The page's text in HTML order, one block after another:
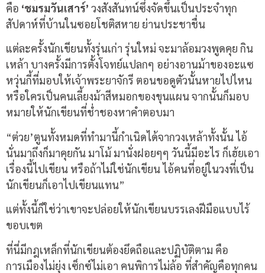
คือ ‘ชมรมวันเสาร์’ วงสังสันทน์ซึ่งจัดขึ้นเป็นประจำทุก
สัปดาห์ที่บ้านในซอยโชติสหาย ย่านประชาชื่น
แต่ละครั้งนักเขียนทั้งรุ่นเก่า รุ่นใหม่ จะมาล้อมวงพูดคุย กิน
เหล้า บางครั้งมีการตั้งโจทย์แปลกๆ อย่างอานม้าของอะแซ
หวุ่นกี้ที่มอบให้เจ้าพระยาจักรี ตอนขอดูตัวนั้นหายไปไหน
หรือใครเป็นคนเลี้ยงม้าสีหมอกของขุนแผน จากนั้นก็มอบ
หมายให้นักเขียนที่ช่ำชองหาคำตอบมา
“ต่วย’ตูนทั้งหมดที่ทำมานี้กำเนิดได้จากวงเหล้าทั้งนั้น ไอ้
นั่นมาถึงก็มาคุยกัน มาโม้ มานั่งฝอยๆๆ วันนี้มีอะไร ก็เฮ้ยเอา
เรื่องนี้ไปเขียน หรือถ้าไม่ใช่นักเขียน ไอ้คนที่อยู่ในวงที่เป็น
นักเขียนก็เอาไปเขียนแทน”
แต่ทั้งนี้ก็ใช่ว่าเขาจะปล่อยให้นักเขียนบรรเลงฝีมือแบบไร้
ขอบเขต
ที่นี่มีกฎเหล็กที่นักเขียนต้องยึดถือและปฏิบัติตาม คือ
การเมืองไม่ยุ่ง เซ็กซ์ไม่เอา คนพิการไม่ล้อ ที่สำคัญคือทุกคน